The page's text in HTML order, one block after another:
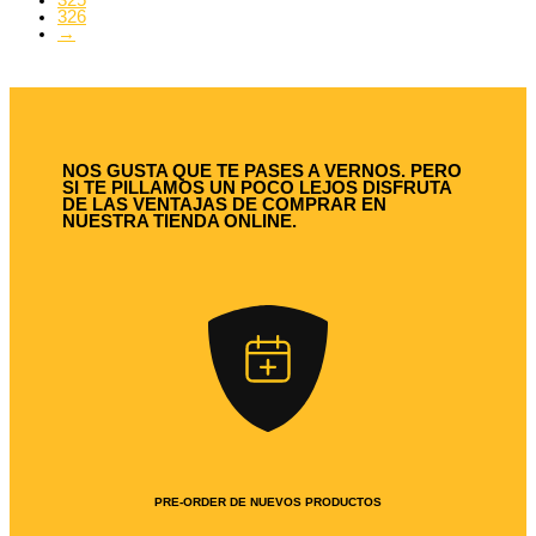
326
→
NOS GUSTA QUE TE PASES A VERNOS. PERO
SI TE PILLAMOS UN POCO LEJOS DISFRUTA
DE LAS VENTAJAS DE COMPRAR EN
NUESTRA TIENDA ONLINE.
PRE-ORDER DE NUEVOS PRODUCTOS